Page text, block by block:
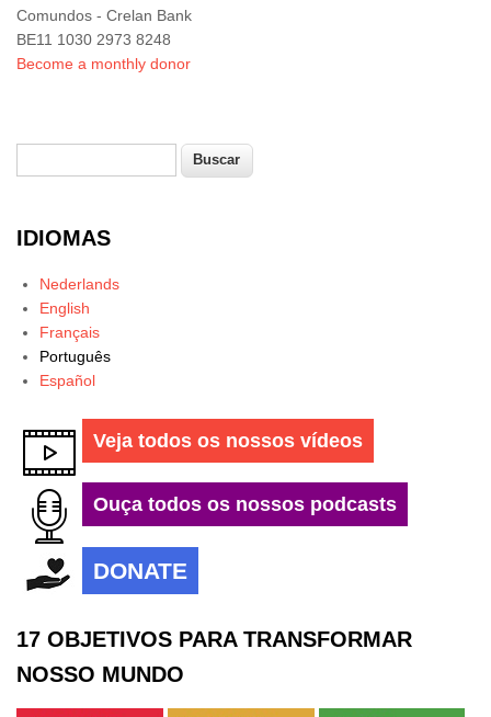
Comundos - Crelan Bank
BE11 1030 2973 8248
Become a monthly donor
Formulário de busca
IDIOMAS
Nederlands
English
Français
Português
Español
Veja todos os nossos vídeos
Ouça todos os nossos podcasts
DONATE
17 OBJETIVOS PARA TRANSFORMAR
NOSSO MUNDO